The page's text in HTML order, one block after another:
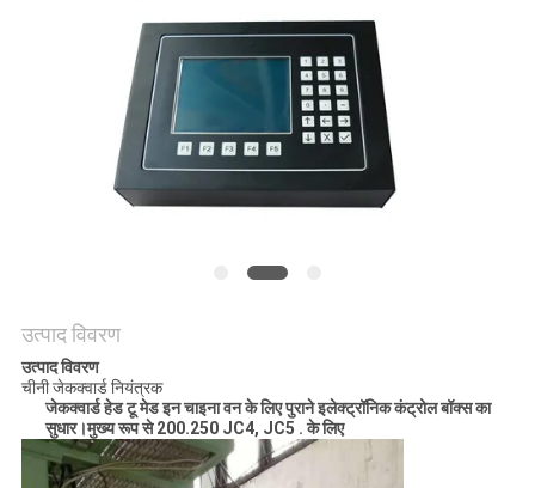
साइटमैप
PRIVACY
POLICY
उत्पाद विवरण
उत्पाद विवरण
चीनी जेकक्वार्ड नियंत्रक
जेकक्वार्ड हेड टू मेड इन चाइना वन के लिए पुराने इलेक्ट्रॉनिक कंट्रोल बॉक्स का
सुधार।मुख्य रूप से 200.250 JC4, JC5 . के लिए